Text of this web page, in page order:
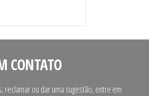
CONTATO
reclamar ou dar uma sugestão, entre em